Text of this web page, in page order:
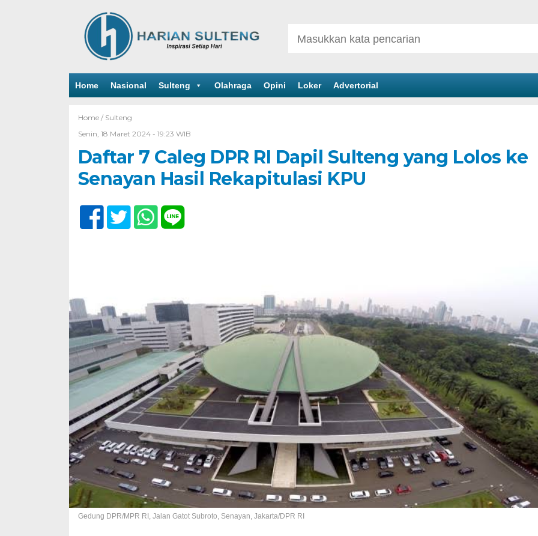
Home Nasional Sulteng Olahraga Opini Loker Advertorial
Home / Sulteng
Senin, 18 Maret 2024 - 19:23 WIB
Daftar 7 Caleg DPR RI Dapil Sulteng yang Lolos ke
Senayan Hasil Rekapitulasi KPU
Gedung DPR/MPR RI, Jalan Gatot Subroto, Senayan, Jakarta/DPR RI